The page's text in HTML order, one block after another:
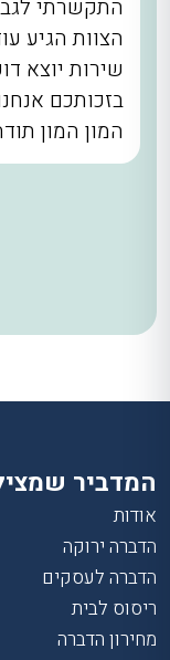
התקשרתי
הצוות הגיע
שירות יוצא
בזכותכם
המון המון
המדביר
אודות
הדברה ירוקה
הדברה לעסקים
ריסוס לבית
מחירון הדברה